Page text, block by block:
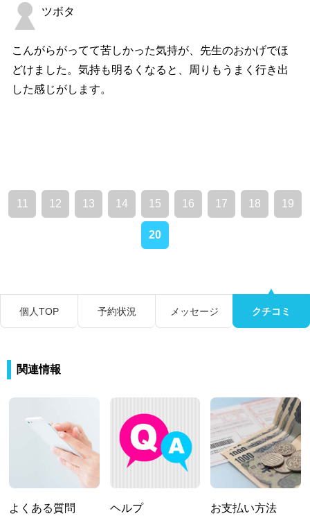
ツボタ
こんがらがってて苦しかった気持が、先生のおかげでほ
どけました。気持も明るくなると、周りもうまく行き出
した感じがします。
11 12 13 14 15 16 17 18 19
20
個人TOP 予約状況 メッセージ クチコミ
関連情報
よくある質問 ヘルプ お支払い方法